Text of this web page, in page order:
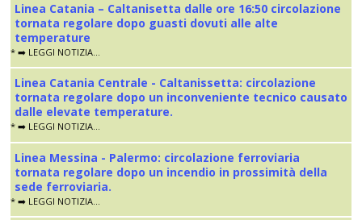
Linea Catania – Caltanisetta dalle ore 16:50 circolazione
tornata regolare dopo guasti dovuti alle alte
temperature
* ➡️ LEGGI NOTIZIA...
Linea Catania Centrale - Caltanissetta: circolazione
tornata regolare dopo un inconveniente tecnico causato
dalle elevate temperature.
* ➡️ LEGGI NOTIZIA...
Linea Messina - Palermo: circolazione ferroviaria
tornata regolare dopo un incendio in prossimità della
sede ferroviaria.
* ➡️ LEGGI NOTIZIA...